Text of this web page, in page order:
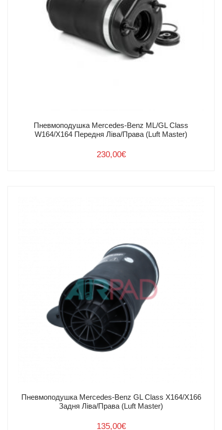
Пневмоподушка Mercedes-Benz ML/GL Class
W164/X164 Передня Ліва/Права (Luft Master)
230,00€
Пневмоподушка Mercedes-Benz GL Class X164/X166
Задня Ліва/Права (Luft Master)
135,00€
Поштовий індекс 79015
Графік роботи пн-пт 9.00-18.00
Умовиповернення
товару
Доставка та оплата
Інжиніринг
Легкові авто
Вантажні авто
Про нас
Контакти